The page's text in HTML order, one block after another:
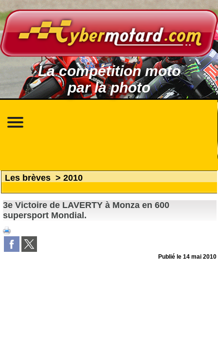
La compétition moto
par la photo
Les brèves > 2010
3e Victoire de LAVERTY à Monza en 600
supersport Mondial.
Publié le14 mai 2010